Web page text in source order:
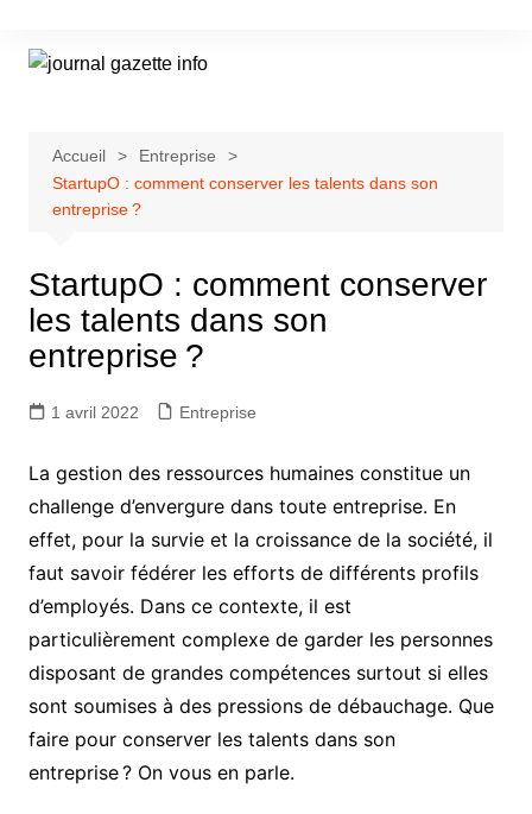
contenu
Accueil
Entreprise
StartupO : comment conserver les talents dans son
entreprise ?
StartupO : comment conserver
les talents dans son
entreprise ?
1 avril 2022 Entreprise
La gestion des ressources humaines constitue un
challenge d’envergure dans toute entreprise. En
effet, pour la survie et la croissance de la société, il
faut savoir fédérer les efforts de différents profils
d’employés. Dans ce contexte, il est
particulièrement complexe de garder les personnes
disposant de grandes compétences surtout si elles
sont soumises à des pressions de débauchage. Que
faire pour conserver les talents dans son
entreprise ? On vous en parle.